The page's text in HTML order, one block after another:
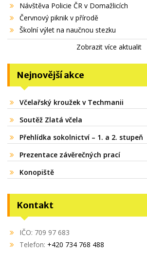
Návštěva Policie ČR v Domažlicích
Červnový piknik v přírodě
Školní výlet na naučnou stezku
Zobrazit více aktualit
Nejnovější akce
Včelařský kroužek v Techmanii
Soutěž Zlatá včela
Přehlídka sokolnictví – 1. a 2. stupeň
Prezentace závěrečných prací
Konopiště
Kontakt
IČO: 709 97 683
Telefon: +420 734 768 488